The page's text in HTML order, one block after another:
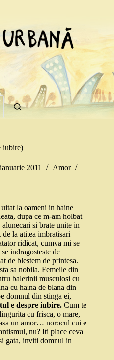
iubire)
2011
Amor
la oameni in haine
dupa ce m-am holbat
si brate unite in
la atitea imbratisari
ridicat, cumva mi se
indragosteste de
de blestem de printesa.
sa nobila. Femeile din
balerinii musculosi cu
cu haina de blana din
domnul din stinga ei,
e despre iubire. Cum te
cu frisca, o mare,
un amor… norocul cui e
nu? Iti place ceva
gata, inviti domnul in